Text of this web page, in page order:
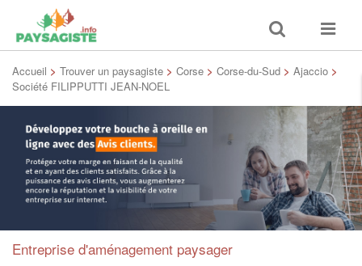
Toggle
search
Toggle
Accueil > Trouver un paysagiste > Corse > Corse-du-Sud > Ajaccio >
Société FILIPPUTTI JEAN-NOEL
Entreprise d'aménagement paysager